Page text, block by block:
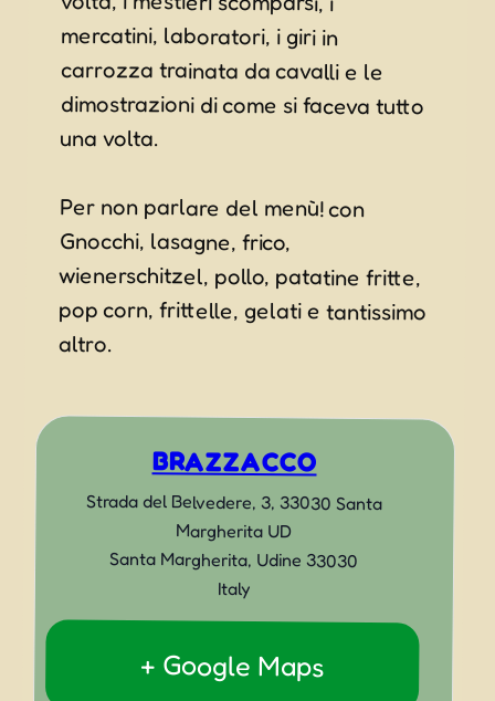
una volta.
Per non parlare del menù! con
Gnocchi, lasagne, frico,
wienerschitzel, pollo, patatine fritte,
pop corn, frittelle, gelati e tantissimo
altro.
BRAZZACCO
Strada del Belvedere, 3, 33030 Santa
Margherita UD
Santa Margherita, Udine 33030
Italy
+ Google Maps